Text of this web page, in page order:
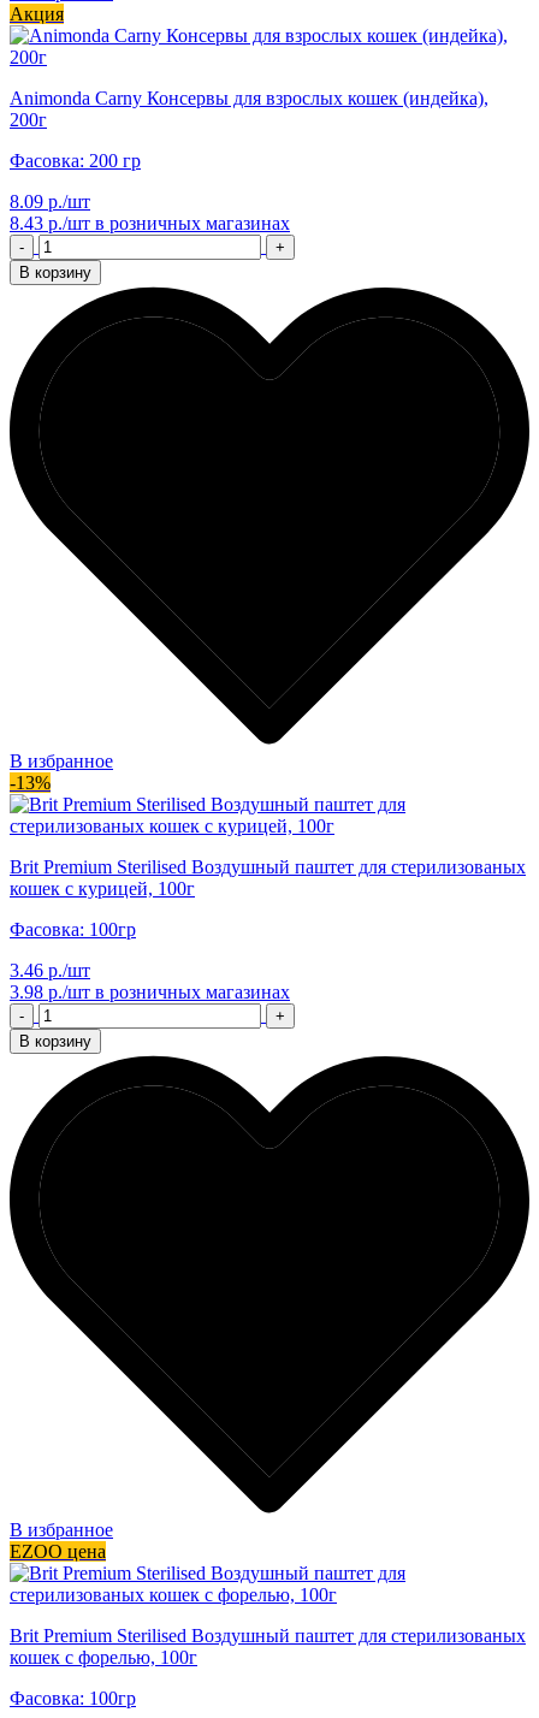
Акция
Animonda Carny Консервы для взрослых кошек (индейка),
200г
Фасовка: 200 гр
8.09 р./шт
8.43 р./шт в розничных магазинах
-
+
В корзину
В избранное
-13%
Brit Premium Sterilised Воздушный паштет для стерилизованых
кошек с курицей, 100г
Фасовка: 100гр
3.46 р./шт
3.98 р./шт в розничных магазинах
-
+
В корзину
В избранное
EZOO цена
Brit Premium Sterilised Воздушный паштет для стерилизованых
кошек с форелью, 100г
Фасовка: 100гр